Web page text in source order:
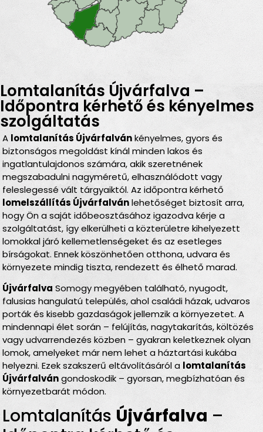
Lomtalanítás Újvárfalva –
Időpontra kérhető és kényelmes
szolgáltatás
A lomtalanítás Újvárfalvánkényelmes, gyors és
biztonságos megoldást kínál minden lakos és
ingatlantulajdonos számára, akik szeretnének
megszabadulni nagyméretű, elhasználódott vagy
feleslegessé vált tárgyaiktól. Az időpontra kérhető
lomelszállítás Újvárfalvánlehetőséget biztosít arra,
hogy Ön a saját időbeosztásához igazodva kérje a
szolgáltatást, így elkerülheti a közterületre kihelyezett
lomokkal járó kellemetlenségeket és az esetleges
bírságokat. Ennek köszönhetően otthona, udvara és
környezete mindig tiszta, rendezett és élhető marad.
Újvárfalva Somogy megyében található, nyugodt,
falusias hangulatú település, ahol családi házak, udvaros
porták és kisebb gazdaságok jellemzik a környezetet. A
mindennapi élet során – felújítás, nagytakarítás, költözés
vagy udvarrendezés közben – gyakran keletkeznek olyan
lomok, amelyeket már nem lehet a háztartási kukába
helyezni. Ezek szakszerű eltávolításáról a lomtalanítás
Újvárfalvángondoskodik – gyorsan, megbízhatóan és
környezetbarát módon.
Lomtalanítás Újvárfalva –